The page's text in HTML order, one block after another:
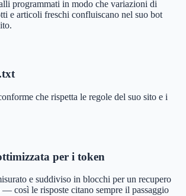
programmati in modo che variazioni di
e articoli freschi confluiscano nel suo bot
che rispetta le regole del suo sito e i
per i token
e suddiviso in blocchi per un recupero
— così le risposte citano sempre il passaggio